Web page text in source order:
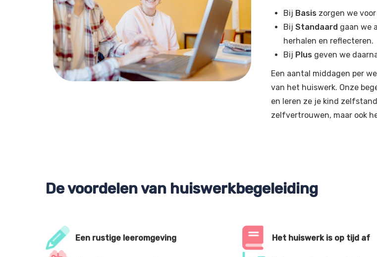
Bij Basis zorgen we
Bij Standaard gaan we
herhalen en reflecteren.
Bij Plus geven we
Een aantal middagen per
van het huiswerk. Onze
en leren ze je kind
zelfvertrouwen, maar ook
De voordelen van huiswerkbegeleiding
Een rustige leeromgeving Het huiswerk is op tijd af